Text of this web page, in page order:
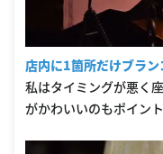
店内に1箇所だけブラン
私はタイミングが悪く
がかわいいのもポイント